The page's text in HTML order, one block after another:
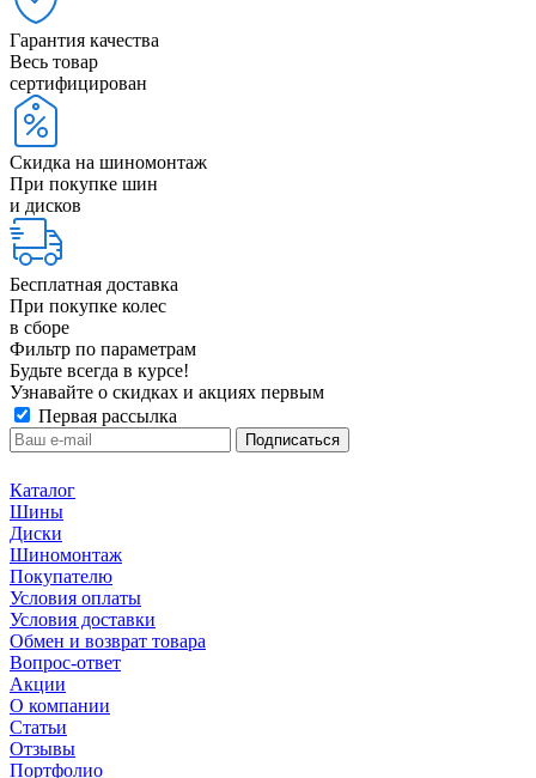
Гарантия качества
Весь товар
сертифицирован
Скидка на шиномонтаж
При покупке шин
и дисков
Бесплатная доставка
При покупке колес
в сборе
Фильтр по параметрам
Будьте всегда в курсе!
Узнавайте о скидках и акциях первым
Первая рассылка
Каталог
Шины
Диски
Шиномонтаж
Покупателю
Условия оплаты
Условия доставки
Обмен и возврат товара
Вопрос-ответ
Акции
О компании
Статьи
Отзывы
Портфолио